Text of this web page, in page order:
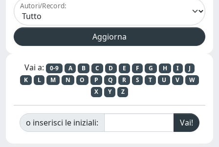
Autori/Record:
Vai a: 0-9 A B C D E F G H I
J
K
L M N O P Q R S T U V
W
X
Y Z
o inserisci le iniziali: